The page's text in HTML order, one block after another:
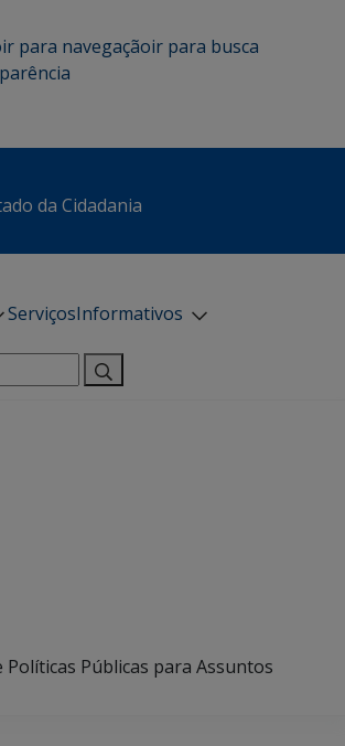
ir para navegaçãoir para busca
da Cidadania
ServiçosInformativos
Políticas Públicas para Assuntos